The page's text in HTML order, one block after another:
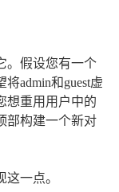
。假设您有一个
admin和guest虚
想重用用户中的
部构建一个新对
一点。